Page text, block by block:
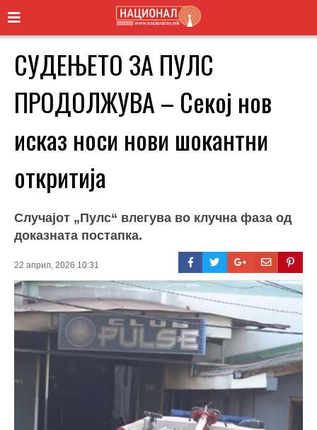
СУДЕЊЕТО ЗА ПУЛС
ПРОДОЛЖУВА – Секој нов
исказ носи нови шокантни
откритија
Случајот „Пулс“ влегува во клучна фаза од
доказната постапка.
22 април, 2026 10:31